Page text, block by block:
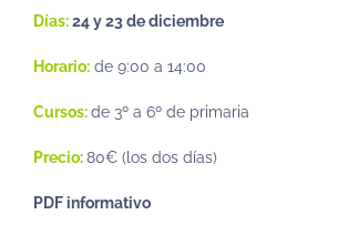
Días:24 y 23 de diciembre
Horario: de 9:00 a 14:00
Cursos:de 3º a 6º de primaria
Precio:80€ (los dos días)
PDF informativo